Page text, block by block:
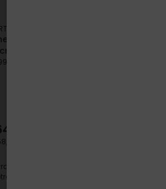
carrelage ZIRO
Rectifié - Marengo
€
€
à domicile
en point de vente